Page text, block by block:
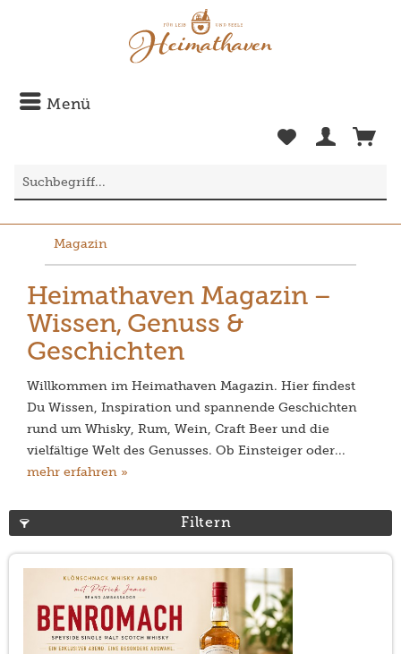
Menü
Magazin
Heimathaven Magazin –
Wissen, Genuss &
Geschichten
Willkommen im Heimathaven Magazin. Hier findest
Du Wissen, Inspiration und spannende Geschichten
rund um Whisky, Rum, Wein, Craft Beer und die
vielfältige Welt des Genusses. Ob Einsteiger oder...
mehr erfahren »
Filtern